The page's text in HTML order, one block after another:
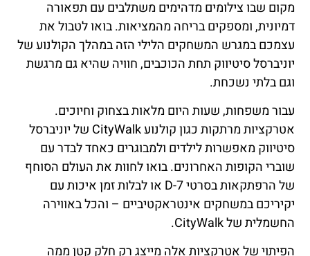
מקום שבו צילומים מדהימים משתלבים עם תפאורה
דמיונית, ומספקים בריחה מהמציאות. בואו לטבול את
עצמכם במגרש המשחקים הלילי הזה במהלך הקולנוע של
יוניברסל סיטיווק תחת הכוכבים, חוויה שהיא גם מרגשת
וגם בלתי נשכחת.
עבור משפחות, שעות היום מלאות בצחוק וחיוכים.
אטרקציות מרתקות כגון קולנוע CityWalk של יוניברסל
סיטיווק מאפשרות לילדים ולמבוגרים כאחד לבדר עם
שוברי הקופות האחרונים. בואו לחוות את העולם הסוחף
של הרפתקאות בסרטי 7-D או לבלות זמן איכות עם
יקיריכם במשחקים אינטראקטיביים – והכל באווירה
החשמלית של CityWalk.
הפיתוי של אטרקציות אלה מייצג רק חלק קטן ממה